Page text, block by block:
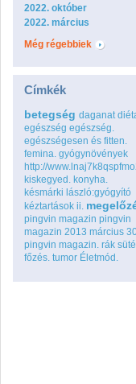
2022. október
2022. március
Még régebbiek
Címkék
betegség daganat
egészség egészség.
egészségesen és fitten.
femina. gyógynövények
http://
kiskegyed. konyha.
késmárki lászló:gyógyító
kéztartások ii.
pingvin magazin pingvin
magazin 2013 március
pingvin magazin. rák
főzés. tumor Életmód.